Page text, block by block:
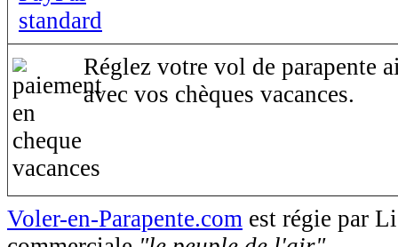
Réglez votre vol de parapente
avec vos chèques vacances.
Voler-en-Parapente.com est régie par